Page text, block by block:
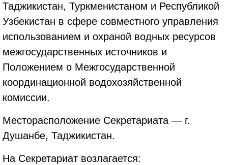
Таджикистан, Туркменистаном и Республикой
Узбекистан в сфере совместного управления
использованием и охраной водных ресурсов
межгосударственных источников и
Положением о Межгосударственной
координационной водохозяйственной
комиссии.
Месторасположение Секретариата — г.
Душанбе, Таджикистан.
На Секретариат возлагается: